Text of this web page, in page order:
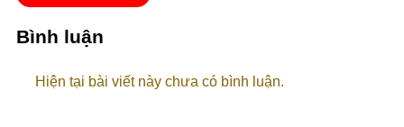
Bình luận
Hiện tại bài viết này chưa có bình luận.